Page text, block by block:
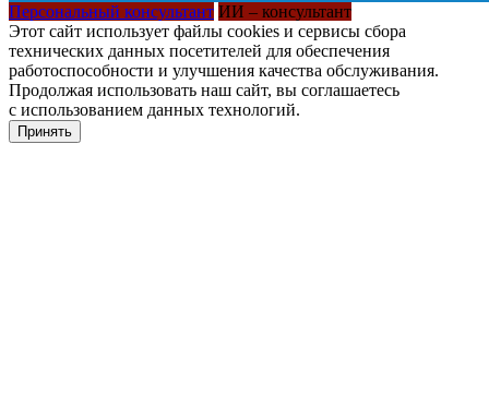
Персональный консультант ИИ – консультант
Этот сайт использует файлы cookies и сервисы сбора
технических данных посетителей для обеспечения
работоспособности и улучшения качества обслуживания.
Продолжая использовать наш сайт, вы соглашаетесь
с использованием данных технологий.
Принять